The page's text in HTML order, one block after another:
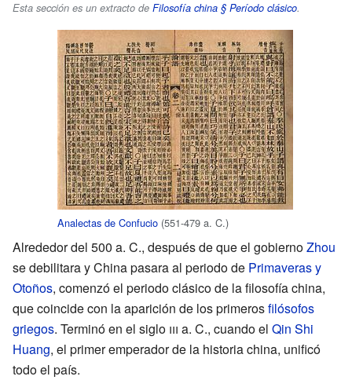
Esta sección es un extracto de Filosofía china § Período clásico.
Analectas de Confucio (551-479 a. C.)
Alrededor del 500 a. C., después de que el gobiernoZhou
se debilitara y China pasara al periodo de Primaveras y
Otoños, comenzó el periodo clásico de la filosofía china,
que coincide con la aparición de los primerosfilósofos
griegos. Terminó en el siglo iii a. C., cuando el Qin Shi
Huang, el primer emperador de la historia china, unificó
todo el país.